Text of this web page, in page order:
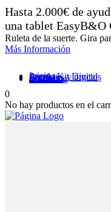
Hasta 2.000€ de
una tablet EasyB&O
Ruleta de la suerte. Gira
Más Información
Inicio
Ayuda Kit Digital
Servicios y precios
Portfolio
Contacto
Mi cuenta
0
No hay productos en el